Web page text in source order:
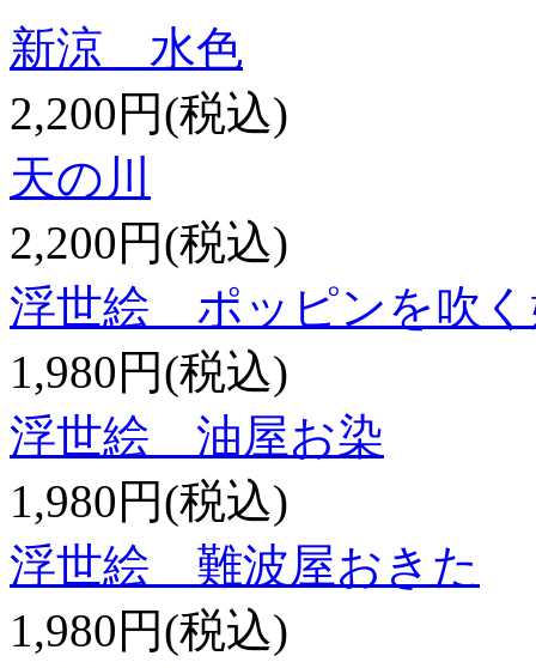
新涼 水色
2,200円(税込)
天の川
2,200円(税込)
浮世絵 ポッピンを吹
1,980円(税込)
浮世絵 油屋お染
1,980円(税込)
浮世絵 難波屋おきた
1,980円(税込)